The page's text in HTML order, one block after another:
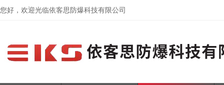
您好，欢迎光临依客思防爆科技有限公司